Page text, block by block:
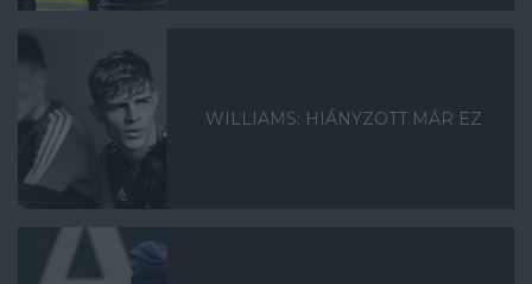
WILLIAMS: HIÁNYZOTT MÁR EZ